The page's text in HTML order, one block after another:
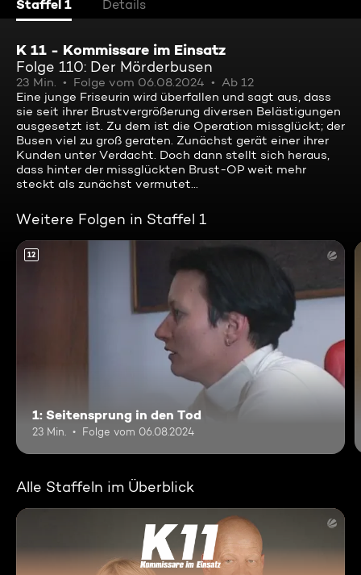
Staffel 1 Details
K 11 - Kommissare im Einsatz
Folge 110: Der Mörderbusen
23 Min. Folge vom 06.08.2024
Ab 12
Eine junge Friseurin wird überfallen und sagt aus, dass
sie seit ihrer Brustvergrößerung diversen Belästigungen
ausgesetzt ist. Zu dem ist die Operation missglückt; der
Busen viel zu groß geraten. Zunächst gerät einer ihrer
Kunden unter Verdacht. Doch dann stellt sich heraus,
dass hinter der missglückten Brust-OP weit mehr
steckt als zunächst vermutet...
Weitere Folgen in Staffel 1
12
1: Seitensprung in den Tod
23 Min. Folge vom 06.08.2024
Alle Staffeln im Überblick